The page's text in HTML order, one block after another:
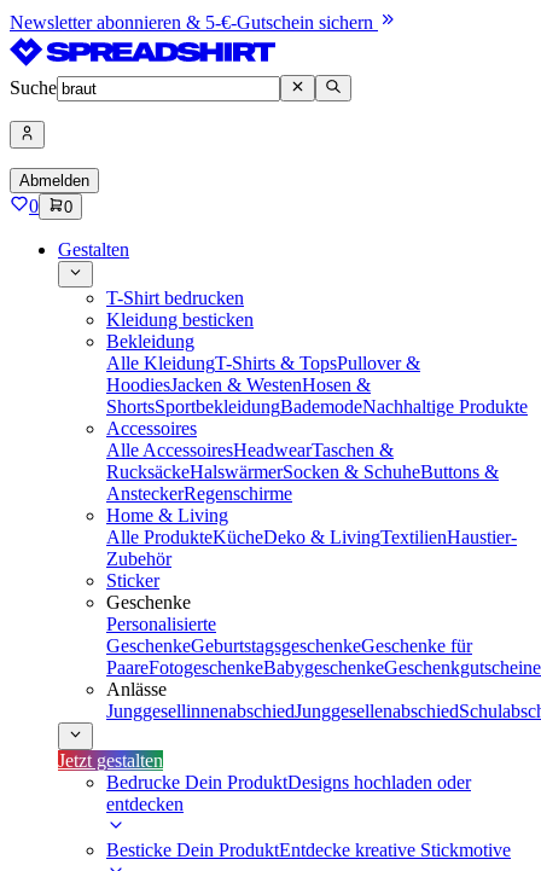
Newsletter abonnieren & 5-€-Gutschein sichern
Suche
Abmelden
0 0
Gestalten
T-Shirt bedrucken
Kleidung besticken
Bekleidung
Alle KleidungT-Shirts & TopsPullover &
HoodiesJacken & WestenHosen &
ShortsSportbekleidungBademodeNachhaltige Produkte
Accessoires
Alle AccessoiresHeadwearTaschen &
RucksäckeHalswärmerSocken & SchuheButtons &
AnsteckerRegenschirme
Home & Living
Alle ProdukteKücheDeko & LivingTextilienHaustier-
Zubehör
Sticker
Geschenke
Personalisierte
GeschenkeGeburtstagsgeschenkeGeschenke für
PaareFotogeschenkeBabygeschenkeGeschenkgutscheine
Anlässe
JunggesellinnenabschiedJunggesellenabschied
Jetzt gestalten
Bedrucke Dein ProduktDesigns hochladen oder
entdecken
Besticke Dein ProduktEntdecke kreative Stickmotive